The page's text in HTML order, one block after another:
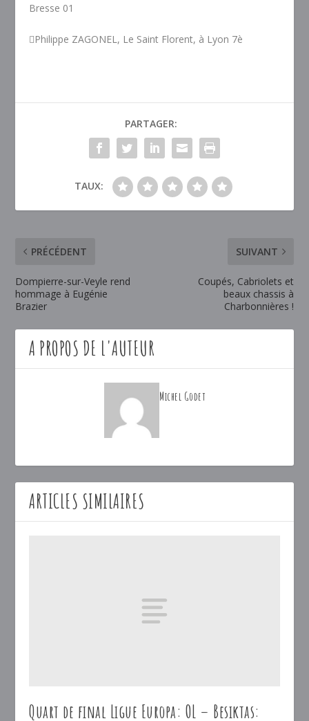
Bresse 01
Philippe ZAGONEL, Le Saint Florent, à Lyon 7è
PARTAGER:
TAUX:
PRÉCÉDENT
Dompierre-sur-Veyle rend
hommage à Eugénie
Brazier
SUIVANT
Coupés, Cabriolets et
beaux chassis à
Charbonnières !
A PROPOS DE L'AUTEUR
Michel Godet
ARTICLES SIMILAIRES
Quart de final Ligue Europa: OL – Besiktas: